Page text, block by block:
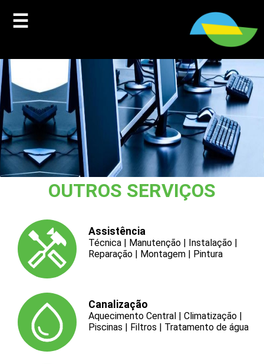
☰
OUTROS SERVIÇOS
Assistência
Técnica | Manutenção | Instalação |
Reparação | Montagem | Pintura
Canalização
Aquecimento Central | Climatização |
Piscinas | Filtros | Tratamento de água